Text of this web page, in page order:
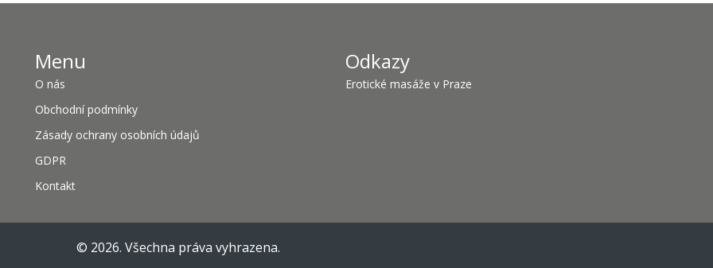
Menu
O nás
Obchodní podmínky
Zásady ochrany osobních údajů
GDPR
Kontakt
Odkazy
Erotické masáže v Praze
© 2026. Všechna práva vyhrazena.